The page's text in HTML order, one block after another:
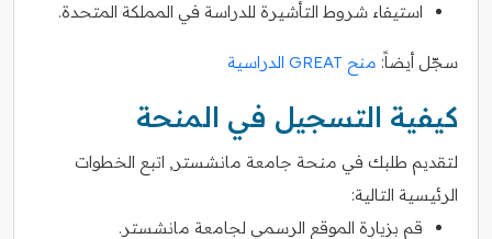
استيفاء شروط التأشيرة للدراسة في المملكة المتحدة.
سجّل أيضاً: منح GREAT الدراسية
كيفية التسجيل في المنحة
لتقديم طلبك في منحة جامعة مانشستر, اتبع الخطوات
الرئيسية التالية:
قم بزيارة الموقع الرسمي لجامعة مانشستر.